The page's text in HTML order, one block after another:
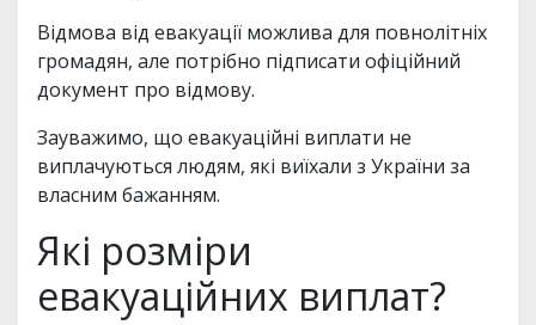
Відмова від евакуації можлива для повнолітніх
громадян, але потрібно підписати офіційний
документ про відмову.
Зауважимо, що евакуаційні виплати не
виплачуються людям, які виїхали з України за
власним бажанням.
Які розміри
евакуаційних виплат?